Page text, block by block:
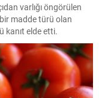
varlığı öngörülen
madde türü olan
kanıt elde etti.